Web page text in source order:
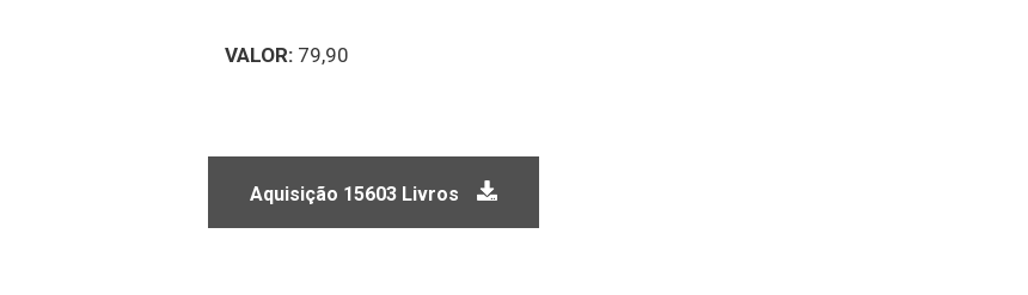
VALOR: 79,90
Aquisição 15603 Livros